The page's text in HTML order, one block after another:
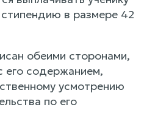
в размере 42
обеими сторонами,
его содержанием,
усмотрению
по его